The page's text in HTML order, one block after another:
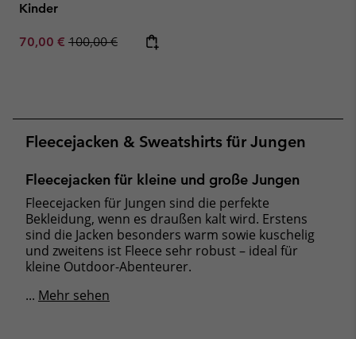
Kinder
Sale price:
70,00 € Regular price:
100,00 €
Fleecejacken & Sweatshirts für Jungen
Fleecejacken für kleine und große Jungen
Fleecejacken für Jungen sind die perfekte
Bekleidung, wenn es draußen kalt wird. Erstens
sind die Jacken besonders warm sowie kuschelig
und zweitens ist Fleece sehr robust – ideal für
kleine Outdoor-Abenteurer.
... Mehr sehen